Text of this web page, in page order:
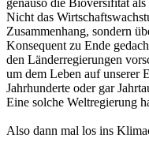
genauso die Bioversifität
Nicht das
Zusammenhang, sondern
Konsequent zu Ende
den Länderregierungen
um dem Leben auf unserer
Jahrhunderte oder gar
Eine solche Weltregierung
Also dann mal los ins